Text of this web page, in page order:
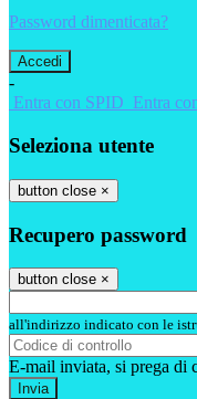
Password dimenticata?
-
Entra con SPID Entra
Seleziona utente
button close ×
Recupero password
button close ×
all'indirizzo indicato con le
E-mail inviata, si prega di